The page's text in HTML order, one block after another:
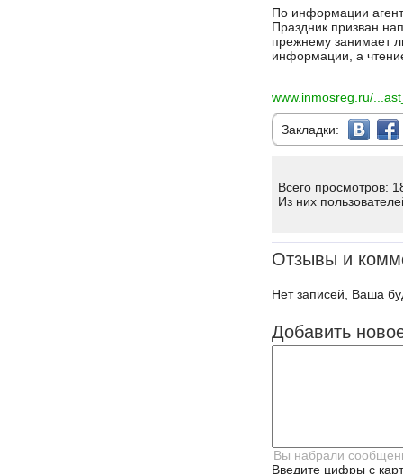
По информации
Праздник призван
прежнему занимает
информации, а
www.inmosreg.ru/
Закладки:
Всего просмотров:
Из них
Отзывы и
Нет записей, Ваша
Добавить
Введите цифры с